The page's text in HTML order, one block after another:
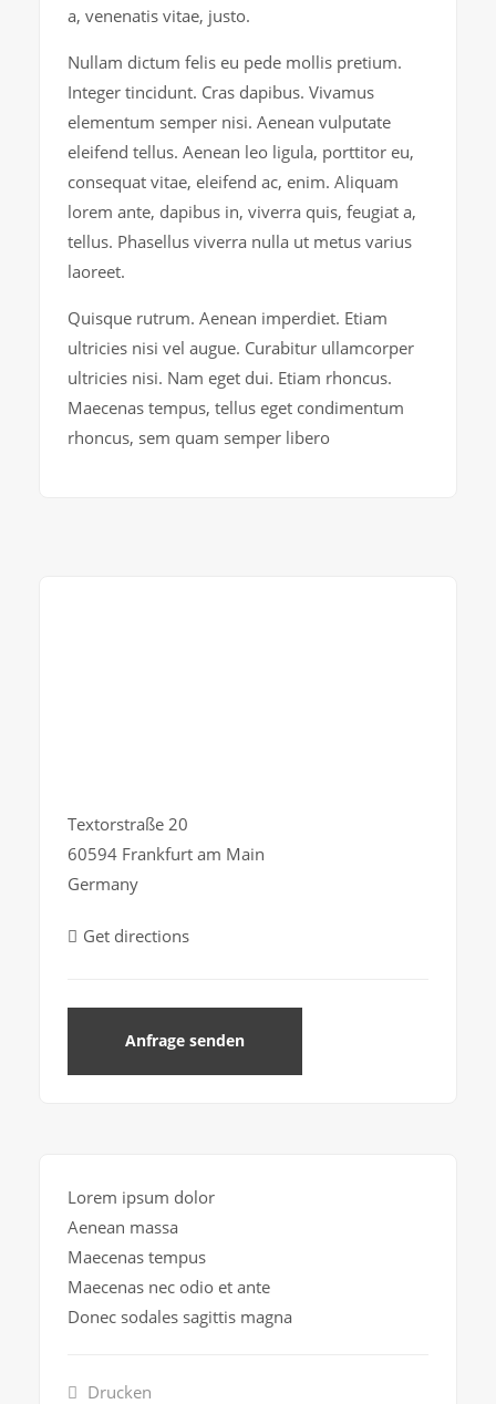
a, venenatis vitae, justo.
Nullam dictum felis eu pede mollis pretium.
Integer tincidunt. Cras dapibus. Vivamus
elementum semper nisi. Aenean vulputate
eleifend tellus. Aenean leo ligula, porttitor eu,
consequat vitae, eleifend ac, enim. Aliquam
lorem ante, dapibus in, viverra quis, feugiat a,
tellus. Phasellus viverra nulla ut metus varius
laoreet.
Quisque rutrum. Aenean imperdiet. Etiam
ultricies nisi vel augue. Curabitur ullamcorper
ultricies nisi. Nam eget dui. Etiam rhoncus.
Maecenas tempus, tellus eget condimentum
rhoncus, sem quam semper libero
Textorstraße 20
60594 Frankfurt am Main
Germany
Get directions
Anfrage senden
Lorem ipsum dolor
Aenean massa
Maecenas tempus
Maecenas nec odio et ante
Donec sodales sagittis magna
Drucken